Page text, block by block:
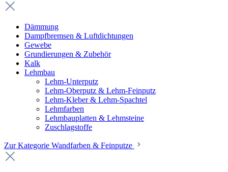
Dämmung
Dampfbremsen & Luftdichtungen
Gewebe
Grundierungen & Zubehör
Kalk
Lehmbau
Lehm-Unterputz
Lehm-Oberputz & Lehm-Feinputz
Lehm-Kleber & Lehm-Spachtel
Lehmfarben
Lehmbauplatten & Lehmsteine
Zuschlagstoffe
Zur Kategorie Wandfarben & Feinputze